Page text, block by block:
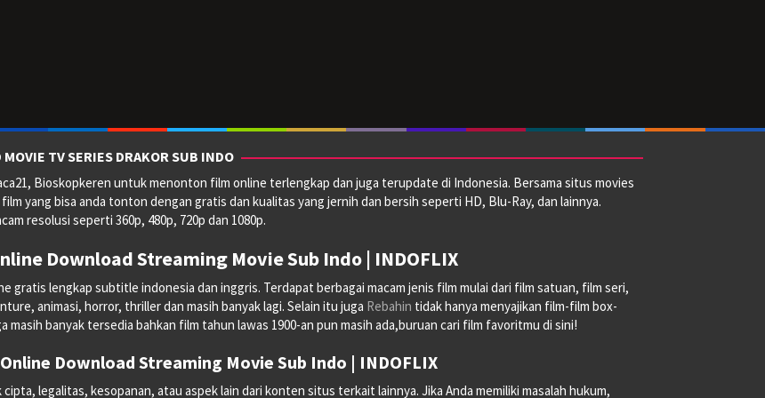
TV SERIES DRAKOR SUB INDO
Bioskopkeren untuk menonton film online terlengkap dan juga terupdate di Indonesia. Bersama situs movies
yang bisa anda tonton dengan gratis dan kualitas yang jernih dan bersih seperti HD, Blu-Ray, dan lainnya.
resolusi seperti 360p, 480p, 720p dan 1080p.
Download Streaming Movie Sub Indo | INDOFLIX
gratis lengkap subtitle indonesia dan inggris. Terdapat berbagai macam jenis film mulai dari film satuan, film seri,
animasi, horror, thriller dan masih banyak lagi. Selain itu juga Rebahin tidak hanya menyajikan film-film box-
banyak tersedia bahkan film tahun lawas 1900-an pun masih ada,buruan cari film favoritmu di sini!
Download Streaming Movie Sub Indo | INDOFLIX
legalitas, kesopanan, atau aspek lain dari konten situs terkait lainnya. Jika Anda memiliki masalah hukum,